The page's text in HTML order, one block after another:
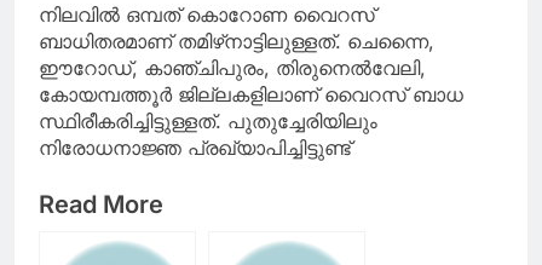
നിലവിൽ ഒമ്പത് കൊറോണ വൈറസ്
ബാധിതരമാണ് തമിഴ്‌നാട്ടിലുള്ളത്. ചെന്നൈ,
ഈറോഡ്, കാഞ്ചിപുരം, തിരുനെൽവേലി,
കോയമ്പത്തൂർ ജില്ലകളിലാണ് വൈറസ് ബാധ
സ്ഥിരീകരിച്ചിട്ടുള്ളത്. പുതുച്ചേരിയിലും
നിരോധനാജ്ഞ പ്രഖ്യാപിച്ചിട്ടുണ്ട്‌
Read More